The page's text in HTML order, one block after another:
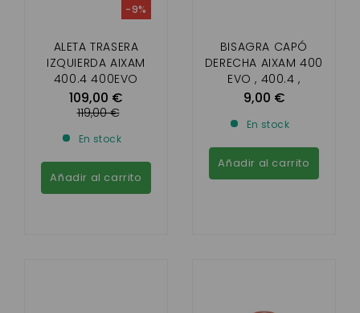
ALETA TRASERA
IZQUIERDA AIXAM
400.4 400EVO
109,00 €
-9%
119,00 €
En stock
Añadir al carrito
BISAGRA CAPÓ
DERECHA AIXAM 400
EVO , 400.4 ,
500.4,A721,A741,A751,S
SSLINE,CITY,GTO,CROS
SOVER
9,00 €
En stock
Añadir al carrito